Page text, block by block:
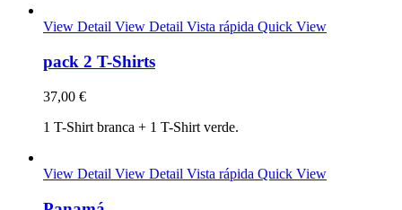
View Detail View Detail Vista rápida Quick View
pack 2 T-Shirts
37,00 €
1 T-Shirt branca + 1 T-Shirt verde.
View Detail View Detail Vista rápida Quick View